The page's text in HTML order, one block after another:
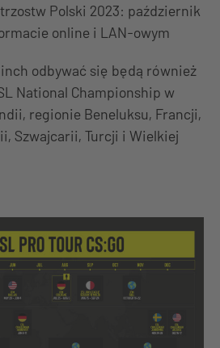
Polski 2023: październik
online i LAN-owym
odbywać się będą również
National Championship w
regionie Beneluksu, Francji,
Szwajcarii, Turcji i Wielkiej